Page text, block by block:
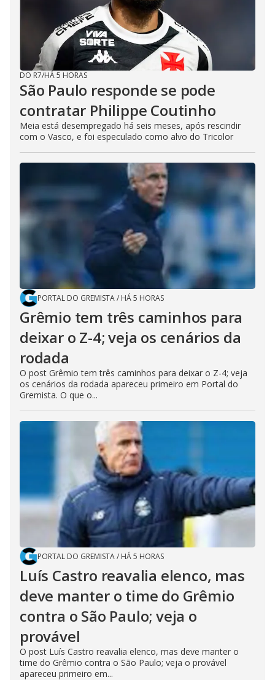
DO R7/HÁ 5 HORAS
São Paulo responde se pode
contratar Philippe Coutinho
Meia está desempregado há seis meses, após rescindir
com o Vasco, e foi especulado como alvo do Tricolor
PORTAL DO GREMISTA/ HÁ 5 HORAS
Grêmio tem três caminhos para
deixar o Z-4; veja os cenários da
rodada
O post Grêmio tem três caminhos para deixar o Z-4; veja
os cenários da rodada apareceu primeiro em Portal do
Gremista. O que o...
PORTAL DO GREMISTA/ HÁ 5 HORAS
Luís Castro reavalia elenco, mas
deve manter o time do Grêmio
contra o São Paulo; veja o
provável
O post Luís Castro reavalia elenco, mas deve manter o
time do Grêmio contra o São Paulo; veja o provável
apareceu primeiro em...